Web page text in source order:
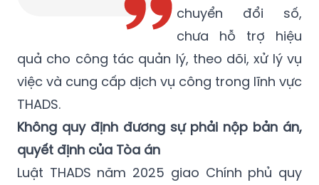
chuyển đổi số,
chưa hỗ trợ hiệu
quả cho công tác quản lý, theo dõi, xử lý vụ
việc và cung cấp dịch vụ công trong lĩnh vực
THADS.
Không quy định đương sự phải nộp bản án,
quyết định của Tòa án
Luật THADS năm 2025 giao Chính phủ quy